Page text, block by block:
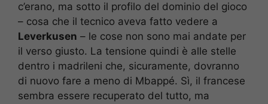
c’erano, ma sotto il profilo del dominio del gioco
– cosa che il tecnico aveva fatto vedere a
Leverkusen – le cose non sono mai andate per
il verso giusto. La tensione quindi è alle stelle
dentro i madrileni che, sicuramente, dovranno
di nuovo fare a meno di Mbappé. Sì, il francese
sembra essere recuperato del tutto, ma